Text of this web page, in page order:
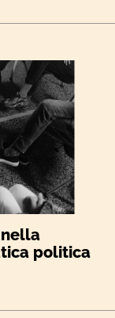
politica